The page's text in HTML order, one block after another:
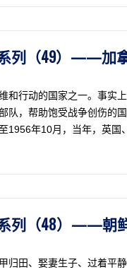
列（49）——加
和行动的国家之一。事实
队，帮助饱受战争创伤的
1956年10月，当年，英国
列（48）——朝
归田、娶妻生子、过着平